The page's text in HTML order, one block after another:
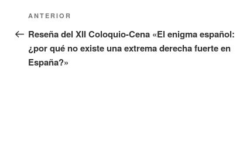
Navegación
de
entradas
Entrada
anterior:
ANTERIOR
Reseña del XII Coloquio-Cena «El enigma español:
¿por qué no existe una extrema derecha fuerte en
España?»